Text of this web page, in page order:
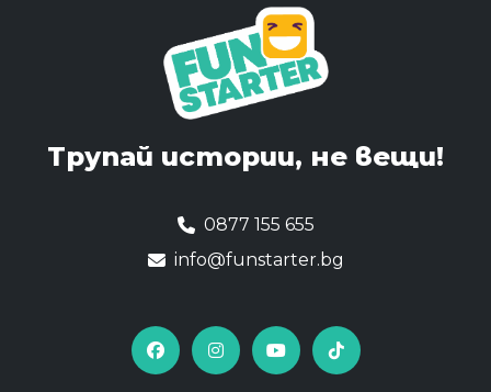
Трупай истории, не вещи!
0877 155 655
info@funstarter.bg